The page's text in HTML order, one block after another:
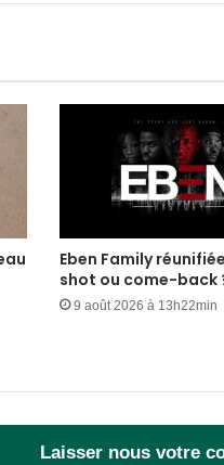
Eben Family
shot ou come-back
9 août 2026 à 13h22min
Laisser nous votre